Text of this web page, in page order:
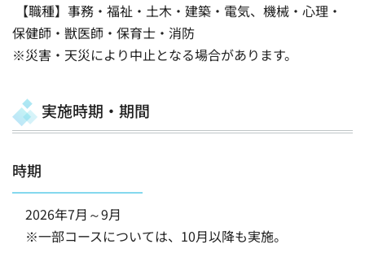
【職種】事務・福祉・土木・建築・電気、機械・心理・
保健師・獣医師・保育士・消防
※災害・天災により中止となる場合があります。
実施時期・期間
時期
2026年7月～9月
※一部コースについては、10月以降も実施。